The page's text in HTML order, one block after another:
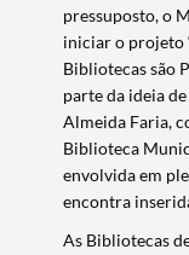
pressuposto, o
iniciar o projeto
Bibliotecas são
parte da ideia
Almeida Faria,
Biblioteca
envolvida em
encontra
As Bibliotecas